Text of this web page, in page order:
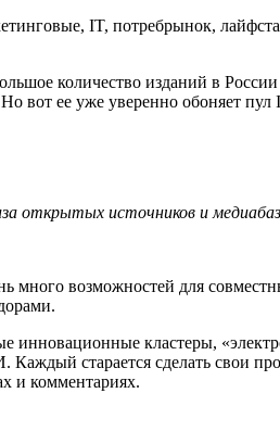
IT, потребрынок,
количество изданий в
вот ее уже уверенно обоняет
открытых источников и
возможностей для
инновационные кластеры,
старается сделать свои
и комментариях.